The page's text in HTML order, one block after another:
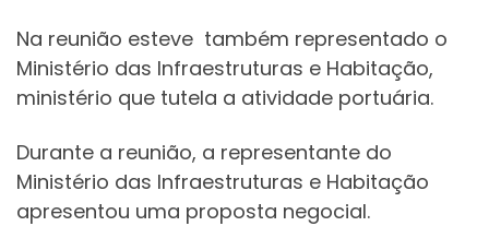
Na reunião esteve também representado o
Ministério das Infraestruturas e Habitação,
ministério que tutela a atividade portuária.
Durante a reunião, a representante do
Ministério das Infraestruturas e Habitação
apresentou uma proposta negocial.